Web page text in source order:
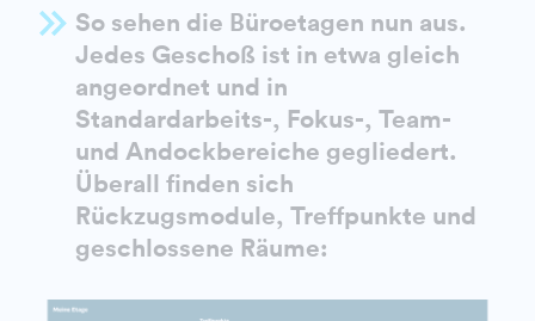
So sehen die Büroetagen nun aus.
Jedes Geschoß ist in etwa gleich
angeordnet und in
Standardarbeits-, Fokus-, Team-
und Andockbereiche gegliedert.
Überall finden sich
Rückzugsmodule, Treffpunkte und
geschlossene Räume: